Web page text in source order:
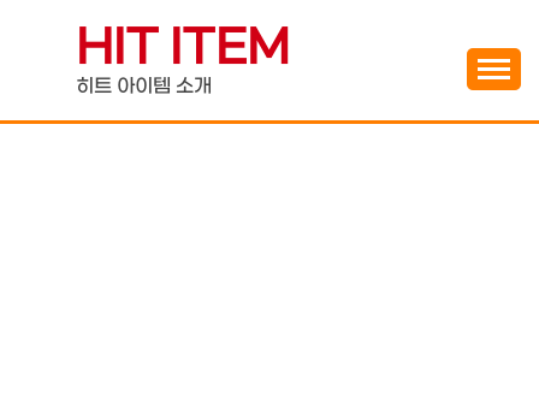
contentHIT ITEM
히트 아이템 소개